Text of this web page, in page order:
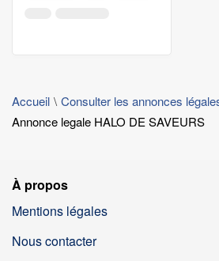
Accueil Consulter les annonces
Annonce legale HALO DE SAVEURS
À propos
Mentions légales
Nous contacter